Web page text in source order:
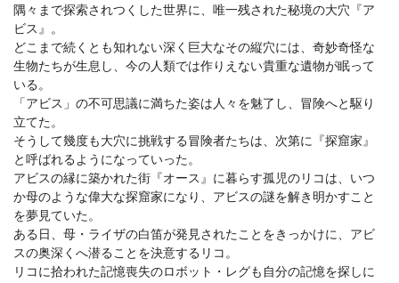
隅々まで探索されつくした世界に、唯一残された秘境の大穴『ア
ビス』。
どこまで続くとも知れない深く巨大なその縦穴には、奇妙奇怪な
生物たちが生息し、今の人類では作りえない貴重な遺物が眠って
いる。
「アビス」の不可思議に満ちた姿は人々を魅了し、冒険へと駆り
立てた。
そうして幾度も大穴に挑戦する冒険者たちは、次第に『探窟家』
と呼ばれるようになっていった。
アビスの縁に築かれた街『オース』に暮らす孤児のリコは、いつ
か母のような偉大な探窟家になり、アビスの謎を解き明かすこと
を夢見ていた。
ある日、母・ライザの白笛が発見されたことをきっかけに、アビ
スの奥深くへ潜ることを決意するリコ。
リコに拾われた記憶喪失のロボット・レグも自分の記憶を探しに